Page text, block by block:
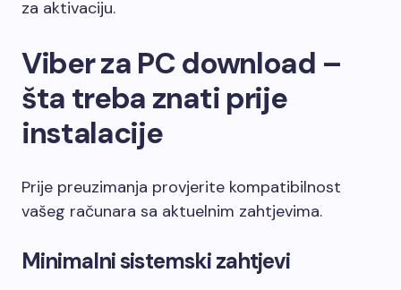
za aktivaciju.
Viber za PC download –
šta treba znati prije
instalacije
Prije preuzimanja provjerite kompatibilnost
vašeg računara sa aktuelnim zahtjevima.
Minimalni sistemski zahtjevi